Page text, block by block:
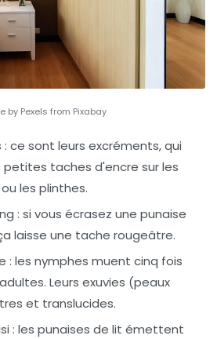
by Pexels from Pixabay
: ce sont leurs excréments, qui
taches d'encre sur les
les plinthes.
: si vous écrasez une punaise
laisse une tache rougeâtre.
: les nymphes muent cinq fois
Leurs exuvies (peaux
et translucides.
: les punaises de lit émettent